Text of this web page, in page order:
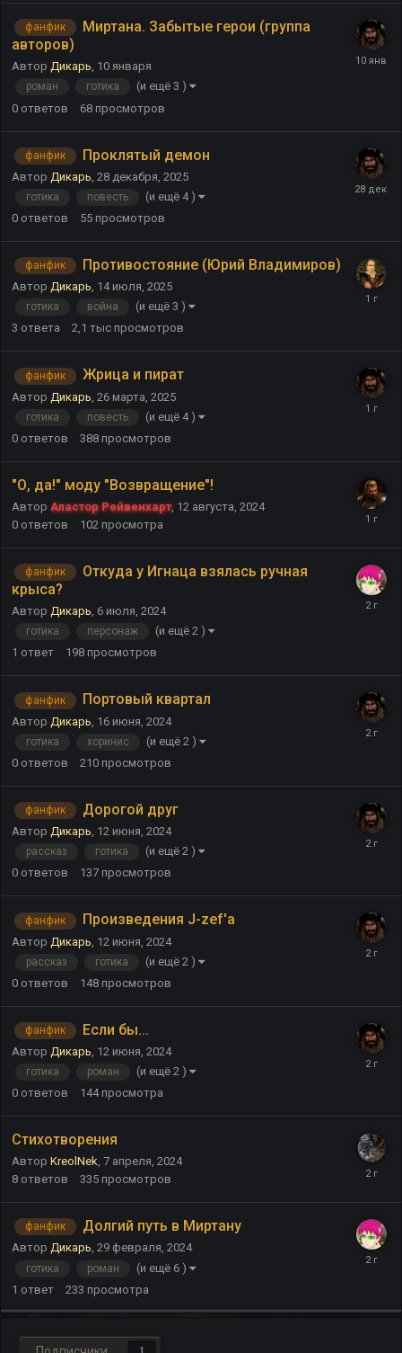
фанфик
Миртана. Забытые герои (группа
авторов)
Автор Дикарь, 10 января
роман готика
(и ещё 3 )
0 ответов 68 просмотров
фанфик Проклятый демон
Автор Дикарь 28 декабря, 2025
готика повесть
(и ещё 4 )
0 ответов 55 просмотров
фанфик Противостояние (Юрий Владимиров)
Автор Дикарь, 14 июля, 2025
готика война
(и ещё 3 )
3 ответа 2,1 тыс просмотров
фанфик Жрица и пират
Автор Дикарь 26 марта, 2025
готика повесть
(и ещё 4 )
0 ответов 388 просмотров
"О, да!" моду "Возвращение"!
Автор Аластор Рейвенхарт, 12 августа, 2024
0 ответов 102 просмотра
фанфик
Откуда у Игнаца взялась ручная
крыса?
Автор Дикарь, 6 июля, 2024
готика персонаж
(и ещё 2 )
1 ответ 198 просмотров
фанфик Портовый квартал
Автор Дикарь 16 июня, 2024
готика хоринис
(и ещё 2 )
0 ответов 210 просмотров
фанфик Дорогой друг
Автор Дикарь, 12 июня, 2024
рассказ готика
(и ещё 2 )
0 ответов 137 просмотров
фанфик Произведения J-zef'а
Автор Дикарь 12 июня, 2024
рассказ готика
(и ещё 2 )
0 ответов 148 просмотров
фанфик Если бы...
Автор Дикарь, 12 июня, 2024
готика роман
(и ещё 2 )
0 ответов 144 просмотра
Стихотворения
Автор KreolNek, 7 апреля, 2024
8 ответов 335 просмотров
фанфик Долгий путь в Миртану
Автор Дикарь, 29 февраля, 2024
готика роман
(и ещё 6 )
1 ответ 233 просмотра
1